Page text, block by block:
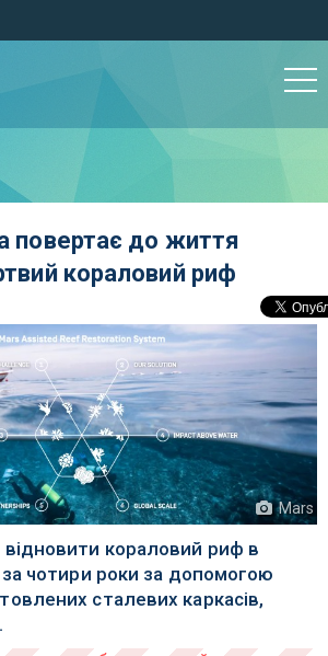
повертає до життя
кораловий риф
Mars
кораловий риф в
за чотири роки за допомогою
сталевих каркасів,